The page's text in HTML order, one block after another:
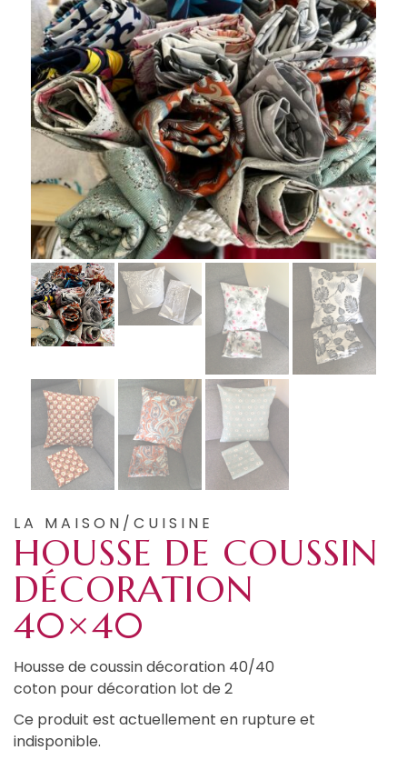
LA MAISON/CUISINE
HOUSSE DE COUSSIN
DÉCORATION
40×40
Housse de coussin décoration 40/40
coton pour décoration lot de 2
Ce produit est actuellement en rupture et
indisponible.